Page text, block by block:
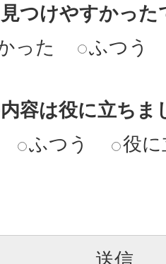
つけやすかった
った
ふつう
容は役に立ちま
ふつう 役